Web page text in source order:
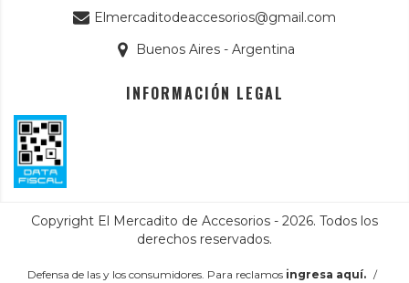
Elmercaditodeaccesorios@gmail.com
Buenos Aires - Argentina
INFORMACIÓN LEGAL
Copyright El Mercadito de Accesorios - 2026. Todos los
derechos reservados.
Defensa de las y los consumidores. Para reclamos ingresa aquí. /